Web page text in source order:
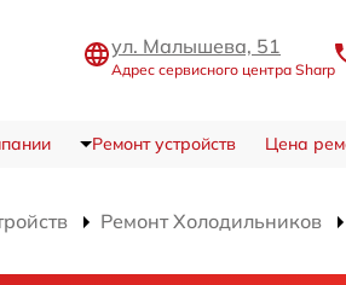
ул. Малышева, 51
Адрес сервисного центра Sharp
Ремонт устройств Цена
Ремонт Холодильников